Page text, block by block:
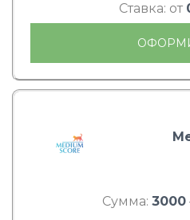
Ставка: от
Сумма: 3000